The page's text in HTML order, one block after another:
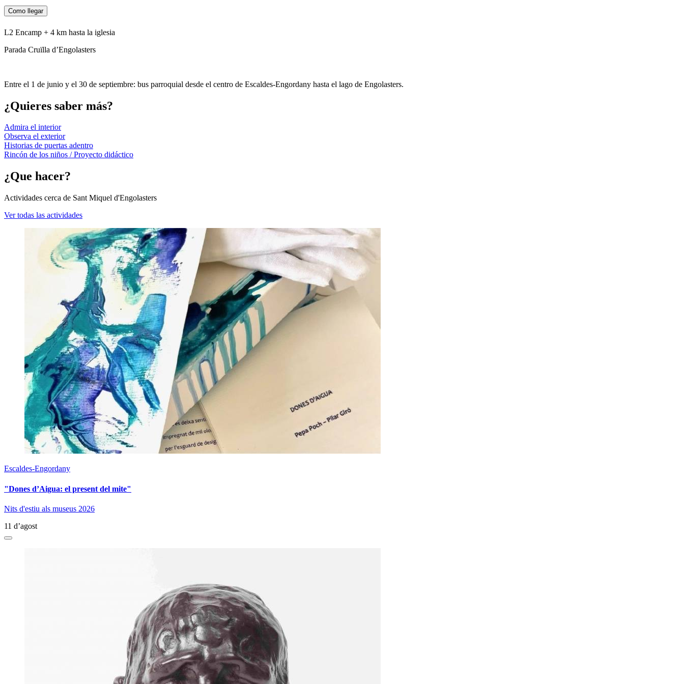
Como llegar
L2 Encamp + 4 km hasta la iglesia
Parada Cruïlla d’Engolasters
Entre el 1 de junio y el 30 de septiembre: bus parroquial desde el centro de Escaldes-Engordany hasta el lago de Engolasters.
¿Quieres saber más?
Admira el interior
Observa el exterior
Historias de puertas adentro
Rincón de los niños / Proyecto didáctico
¿Que hacer?
Actividades cerca de Sant Miquel d'Engolasters
Ver todas las actividades
Escaldes-Engordany
"Dones d’Aigua: el present del mite"
Nits d'estiu als museus 2026
11 d’agost